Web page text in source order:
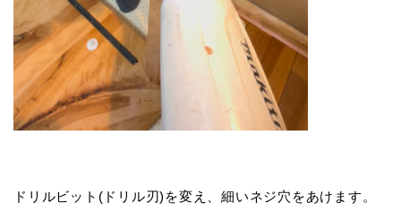
ドリルビット(ドリル刃)を変え、細いネジ穴をあけます。